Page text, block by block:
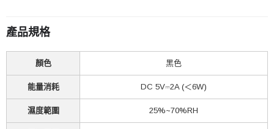
產品規格
顏色 黑色
能量消耗 DC 5V⎓2A (＜6W)
濕度範圍 25%~70%RH